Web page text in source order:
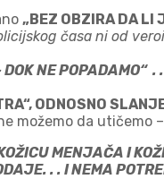
„BEZ OBZIRA DA LI
časa ni od
NE POPADAMO“ .
ODNOSNO
možemo da
MENJAČA I
. . I NEMA